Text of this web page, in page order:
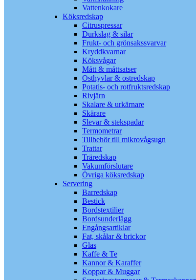
Vattenkokare
Köksredskap
Citruspressar
Durkslag & silar
Frukt- och grönsakssvarvar
Kryddkvarnar
Köksvågar
Mått & måttsatser
Osthyvlar & ostredskap
Potatis- och rotfruktsredskap
Rivjärn
Skalare & urkärnare
Skärare
Slevar & stekspadar
Termometrar
Tillbehör till mikrovågsugn
Trattar
Träredskap
Vakumförslutare
Övriga köksredskap
Servering
Barredskap
Bestick
Bordstextilier
Bordsunderlägg
Engångsartiklar
Fat, skålar & brickor
Glas
Kaffe & Te
Kannor & Karaffer
Koppar & Muggar